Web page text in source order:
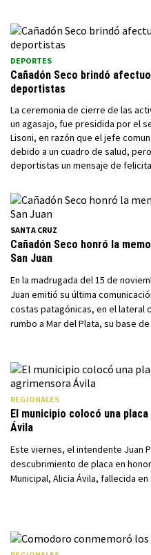
DEPORTES
Cañadón Seco brindó
deportistas
La ceremonia de cierre de las
un agasajo, fue presidida por el
Lisoni, en razón que el jefe
debido a un cuadro de salud,
deportistas un mensaje de
SANTA CRUZ
Cañadón Seco honró la
San Juan
En la madrugada del 15 de
Juan emitió su última
costas patagónicas, en el lateral
rumbo a Mar del Plata, su base
REGIONALES
El municipio colocó una
Ávila
Este viernes, el intendente Juan
descubrimiento de placa en
Municipal, Alicia Ávila, fallecida